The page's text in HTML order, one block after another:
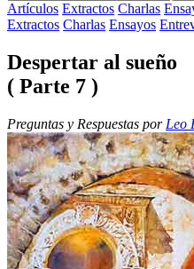
Artículos Extractos Charlas
Extractos Charlas Ensayos
Despertar al sueño
( Parte 7 )
Preguntas y Respuestas por Leo